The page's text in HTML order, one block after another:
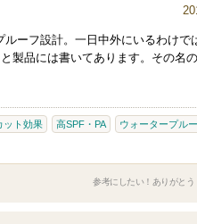
ーフ設計。一日中外にいるわけで
製品には書いてあります。その名
ット効果 高SPF・PA ウォータープル
参考にしたい！ありがとう